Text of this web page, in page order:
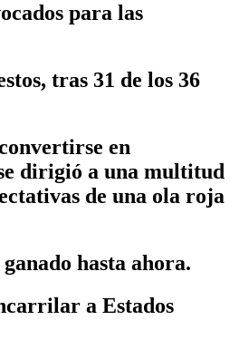
para las
tras 31 de los 36
en
dirigió a una multitud
de una ola roja
hasta ahora.
a Estados